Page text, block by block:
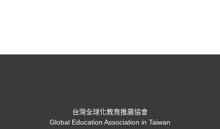
台灣全球化教育推廣協會
Global Education Association in Taiwan